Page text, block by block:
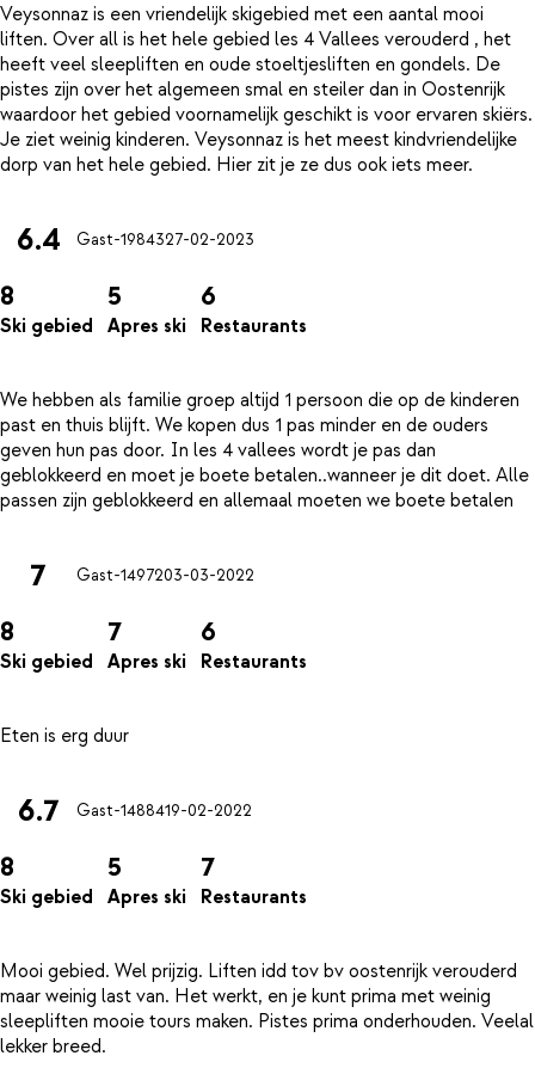
Veysonnaz is een vriendelijk skigebied met een aantal mooi
liften. Over all is het hele gebied les 4 Vallees verouderd , het
heeft veel sleepliften en oude stoeltjesliften en gondels. De
pistes zijn over het algemeen smal en steiler dan in Oostenrijk
waardoor het gebied voornamelijk geschikt is voor ervaren skiërs.
Je ziet weinig kinderen. Veysonnaz is het meest kindvriendelijke
6.4 Gast-1984327-02-2023
8
Ski gebied
5
Apres ski
6
Restaurants
We hebben als familie groep altijd 1 persoon die op de kinderen
past en thuis blijft. We kopen dus 1 pas minder en de ouders
geven hun pas door. In les 4 vallees wordt je pas dan
geblokkeerd en moet je boete betalen..wanneer je dit doet. Alle
7 Gast-1497203-03-2022
8
Ski gebied
7
Apres ski
6
Restaurants
6.7 Gast-1488419-02-2022
8
Ski gebied
5
Apres ski
7
Restaurants
Mooi gebied. Wel prijzig. Liften idd tov bv oostenrijk verouderd
maar weinig last van. Het werkt, en je kunt prima met weinig
sleepliften mooie tours maken. Pistes prima onderhouden. Veelal